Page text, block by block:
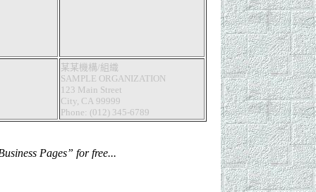
某某機構/組織
SAMPLE ORGANIZATION
123 Main Street
City, CA 99999
Phone: (012) 345-6789
Pages” for free...